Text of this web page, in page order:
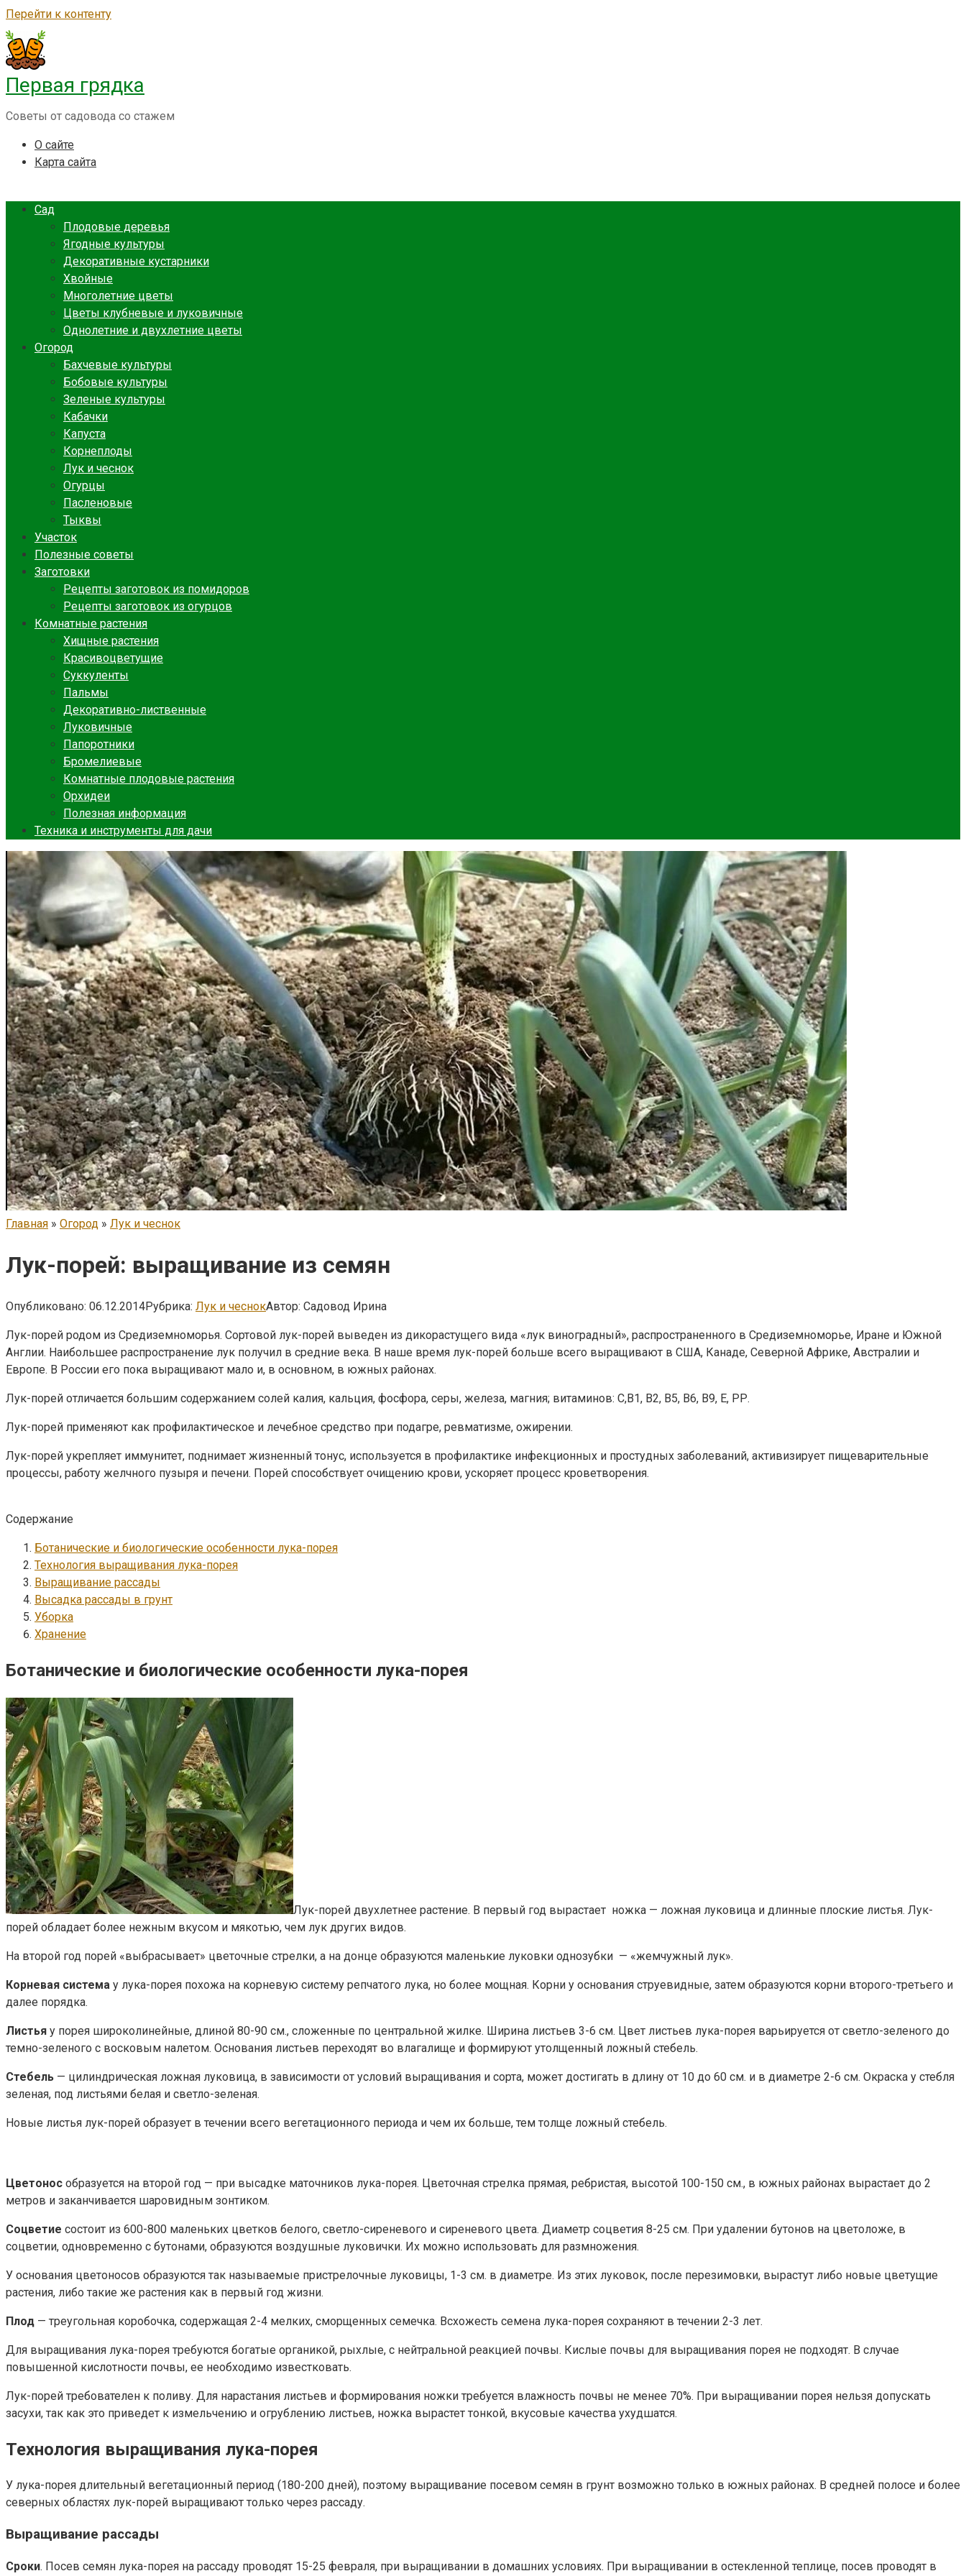
Перейти к контенту
Первая грядка
Советы от садовода со стажем
О сайте
Карта сайта
Сад
Плодовые деревья
Ягодные культуры
Декоративные кустарники
Хвойные
Многолетние цветы
Цветы клубневые и луковичные
Однолетние и двухлетние цветы
Огород
Бахчевые культуры
Бобовые культуры
Зеленые культуры
Кабачки
Капуста
Корнеплоды
Лук и чеснок
Огурцы
Пасленовые
Тыквы
Участок
Полезные советы
Заготовки
Рецепты заготовок из помидоров
Рецепты заготовок из огурцов
Комнатные растения
Хищные растения
Красивоцветущие
Суккуленты
Пальмы
Декоративно-лиственные
Луковичные
Папоротники
Бромелиевые
Комнатные плодовые растения
Орхидеи
Полезная информация
Техника и инструменты для дачи
Главная » Огород » Лук и чеснок
Лук-порей: выращивание из семян
Опубликовано: 06.12.2014Рубрика: Лук и чеснокАвтор: Садовод Ирина
Лук-порей родом из Средиземноморья. Сортовой лук-порей выведен из дикорастущего вида «лук виноградный», распространенного в Средиземноморье, Иране и Южной
Англии. Наибольшее распространение лук получил в средние века. В наше время лук-порей больше всего выращивают в США, Канаде, Северной Африке, Австралии и
Европе. В России его пока выращивают мало и, в основном, в южных районах.
Лук-порей отличается большим содержанием солей калия, кальция, фосфора, серы, железа, магния; витаминов: С,В1, В2, В5, В6, В9, Е, РР.
Лук-порей применяют как профилактическое и лечебное средство при подагре, ревматизме, ожирении.
Лук-порей укрепляет иммунитет, поднимает жизненный тонус, используется в профилактике инфекционных и простудных заболеваний, активизирует пищеварительные
процессы, работу желчного пузыря и печени. Порей способствует очищению крови, ускоряет процесс кроветворения.
Содержание
Ботанические и биологические особенности лука-порея
Технология выращивания лука-порея
Выращивание рассады
Высадка рассады в грунт
Уборка
Хранение
Ботанические и биологические особенности лука-порея
Лук-порей двухлетнее растение. В первый год вырастает ножка — ложная луковица и длинные плоские листья. Лук-
порей обладает более нежным вкусом и мякотью, чем лук других видов.
На второй год порей «выбрасывает» цветочные стрелки, а на донце образуются маленькие луковки однозубки — «жемчужный лук».
Корневая система у лука-порея похожа на корневую систему репчатого лука, но более мощная. Корни у основания струевидные, затем образуются корни второго-третьего и
далее порядка.
Листья у порея широколинейные, длиной 80-90 см., сложенные по центральной жилке. Ширина листьев 3-6 см. Цвет листьев лука-порея варьируется от светло-зеленого до
темно-зеленого с восковым налетом. Основания листьев переходят во влагалище и формируют утолщенный ложный стебель.
Стебель — цилиндрическая ложная луковица, в зависимости от условий выращивания и сорта, может достигать в длину от 10 до 60 см. и в диаметре 2-6 см. Окраска у стебля
зеленая, под листьями белая и светло-зеленая.
Новые листья лук-порей образует в течении всего вегетационного периода и чем их больше, тем толще ложный стебель.
Цветонос образуется на второй год — при высадке маточников лука-порея. Цветочная стрелка прямая, ребристая, высотой 100-150 см., в южных районах вырастает до 2
метров и заканчивается шаровидным зонтиком.
Соцветие состоит из 600-800 маленьких цветков белого, светло-сиреневого и сиреневого цвета. Диаметр соцветия 8-25 см. При удалении бутонов на цветоложе, в
соцветии, одновременно с бутонами, образуются воздушные луковички. Их можно использовать для размножения.
У основания цветоносов образуются так называемые пристрелочные луковицы, 1-3 см. в диаметре. Из этих луковок, после перезимовки, вырастут либо новые цветущие
растения, либо такие же растения как в первый год жизни.
Плод — треугольная коробочка, содержащая 2-4 мелких, сморщенных семечка. Всхожесть семена лука-порея сохраняют в течении 2-3 лет.
Для выращивания лука-порея требуются богатые органикой, рыхлые, с нейтральной реакцией почвы. Кислые почвы для выращивания порея не подходят. В случае
повышенной кислотности почвы, ее необходимо известковать.
Лук-порей требователен к поливу. Для нарастания листьев и формирования ножки требуется влажность почвы не менее 70%. При выращивании порея нельзя допускать
засухи, так как это приведет к измельчению и огрублению листьев, ножка вырастет тонкой, вкусовые качества ухудшатся.
Технология выращивания лука-порея
У лука-порея длительный вегетационный период (180-200 дней), поэтому выращивание посевом семян в грунт возможно только в южных районах. В средней полосе и более
северных областях лук-порей выращивают только через рассаду.
Выращивание рассады
Сроки. Посев семян лука-порея на рассаду проводят 15-25 февраля, при выращивании в домашних условиях. При выращивании в остекленной теплице, посев проводят в